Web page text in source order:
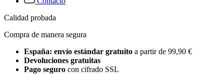
Calidad probada
Compra de manera segura
España: envío estándar gratuito a partir de 99,90 €
Devoluciones gratuitas
Pago seguro con cifrado SSL